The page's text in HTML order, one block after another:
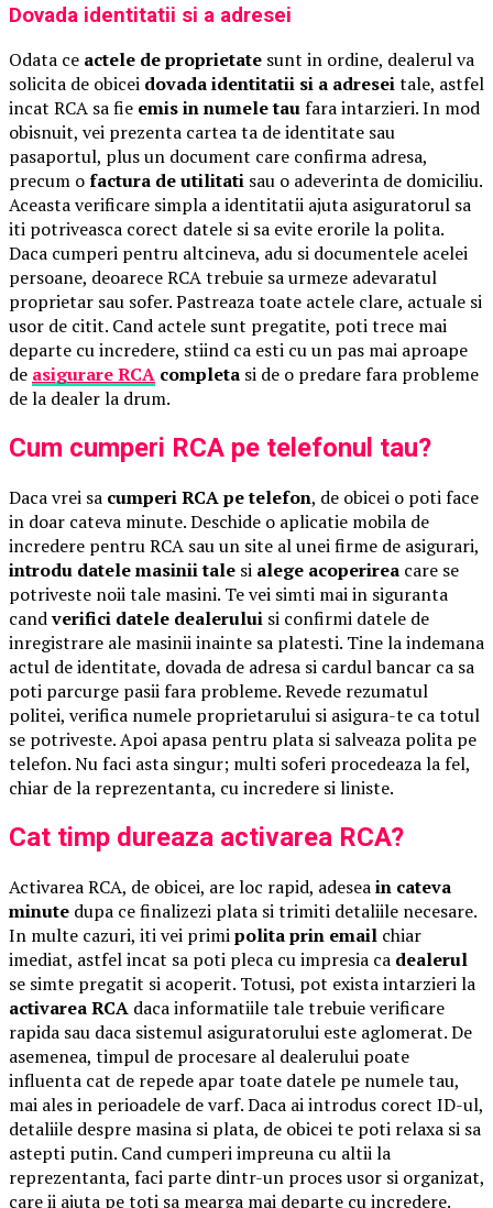
Dovada identitatii si a adresei
Odata ce actele de proprietate sunt in ordine, dealerul va
solicita de obicei dovada identitatii si a adreseitale, astfel
incat RCA sa fie emis in numele taufara intarzieri. In mod
obisnuit, vei prezenta cartea ta de identitate sau
pasaportul, plus un document care confirma adresa,
precum ofactura de utilitati sau o adeverinta de domiciliu.
Aceasta verificare simpla a identitatii ajuta asiguratorul sa
iti potriveasca corect datele si sa evite erorile la polita.
Daca cumperi pentru altcineva, adu si documentele acelei
persoane, deoarece RCA trebuie sa urmeze adevaratul
proprietar sau sofer. Pastreaza toate actele clare, actuale si
usor de citit. Cand actele sunt pregatite, poti trece mai
departe cu incredere, stiind ca esti cu un pas mai aproape
de asigurare RCA completa si de o predare fara probleme
de la dealer la drum.
Cum cumperi RCA pe telefonul tau?
Daca vrei sa cumperi RCA pe telefon, de obicei o poti face
in doar cateva minute. Deschide o aplicatie mobila de
incredere pentru RCA sau un site al unei firme de asigurari,
introdu datele masinii tale si alege acoperirea care se
potriveste noii tale masini. Te vei simti mai in siguranta
candverifici datele dealerului si confirmi datele de
inregistrare ale masinii inainte sa platesti. Tine la indemana
actul de identitate, dovada de adresa si cardul bancar ca sa
poti parcurge pasii fara probleme. Revede rezumatul
politei, verifica numele proprietarului si asigura-te ca totul
se potriveste. Apoi apasa pentru plata si salveaza polita pe
telefon. Nu faci asta singur; multi soferi procedeaza la fel,
chiar de la reprezentanta, cu incredere si liniste.
Cat timp dureaza activarea RCA?
Activarea RCA, de obicei, are loc rapid, adeseain cateva
minute dupa ce finalizezi plata si trimiti detaliile necesare.
In multe cazuri, iti vei primipolita prin email chiar
imediat, astfel incat sa poti pleca cu impresia ca dealerul
se simte pregatit si acoperit. Totusi, pot exista intarzieri la
activarea RCA daca informatiile tale trebuie verificare
rapida sau daca sistemul asiguratorului este aglomerat. De
asemenea, timpul de procesare al dealerului poate
influenta cat de repede apar toate datele pe numele tau,
mai ales in perioadele de varf. Daca ai introdus corect ID-ul,
detaliile despre masina si plata, de obicei te poti relaxa si sa
astepti putin. Cand cumperi impreuna cu altii la
reprezentanta, faci parte dintr-un proces usor si organizat,
care ii ajuta pe toti sa mearga mai departe cu incredere.